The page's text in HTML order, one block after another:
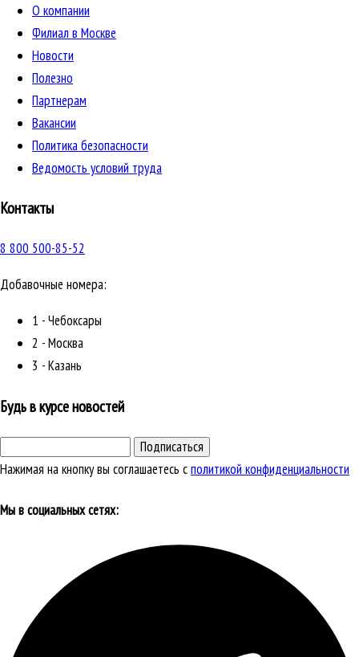
О компании
Филиал в Москве
Новости
Полезно
Партнерам
Вакансии
Политика безопасности
Ведомость условий труда
Контакты
8 800 500-85-52
Добавочные номера:
1 - Чебоксары
2 - Москва
3 - Казань
Будь в курсе новостей
Подписаться
Нажимая на кнопку вы соглашаетесь сполитикой конфиденциальности
Мы в социальных сетях: